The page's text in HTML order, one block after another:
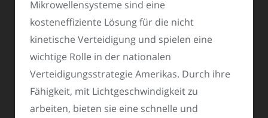
Mikrowellensysteme sind eine
kosteneffiziente Lösung für die nicht
kinetische Verteidigung und spielen eine
wichtige Rolle in der nationalen
Verteidigungsstrategie Amerikas. Durch ihre
Fähigkeit, mit Lichtgeschwindigkeit zu
arbeiten, bieten sie eine schnelle und